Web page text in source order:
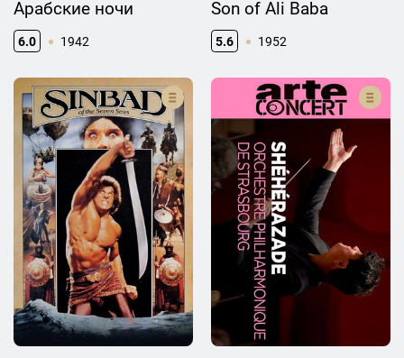
Арабские ночи
6.0 1942
Son of Ali Baba
5.6 1952